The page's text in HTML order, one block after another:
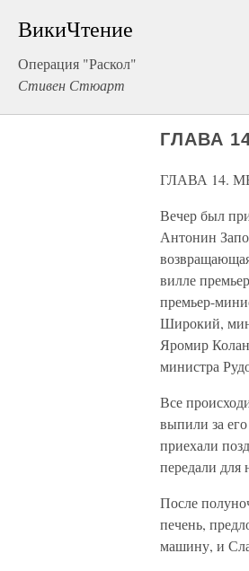
ВикиЧтение
Операция "Раскол"
Стивен Стюарт
ГЛАВА
ГЛАВА 14.
Вечер был
Антонин
вилле
премьер-
Широкий,
Яромир
министра
Все
выпили за
приехали
передали для
После
печень,
машину, и